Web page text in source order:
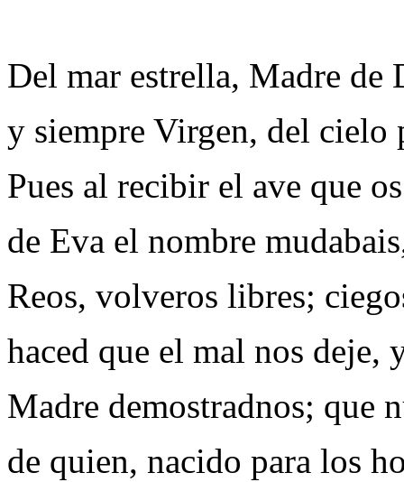
Del mar estrella, Madre de
y siempre Virgen, del cielo
Pues al recibir el ave que
de Eva el nombre
Reos, volveros libres;
haced que el mal nos deje,
Madre demostradnos; que
de quien, nacido para los